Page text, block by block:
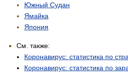
Южный Судан
Ямайка
Япония
См. также:
Коронавирус: статистика по
Коронавирус: статистика по